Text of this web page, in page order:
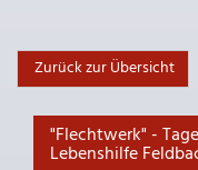
Zurück zur Übersicht
"Flechtwerk" -
Lebenshilfe